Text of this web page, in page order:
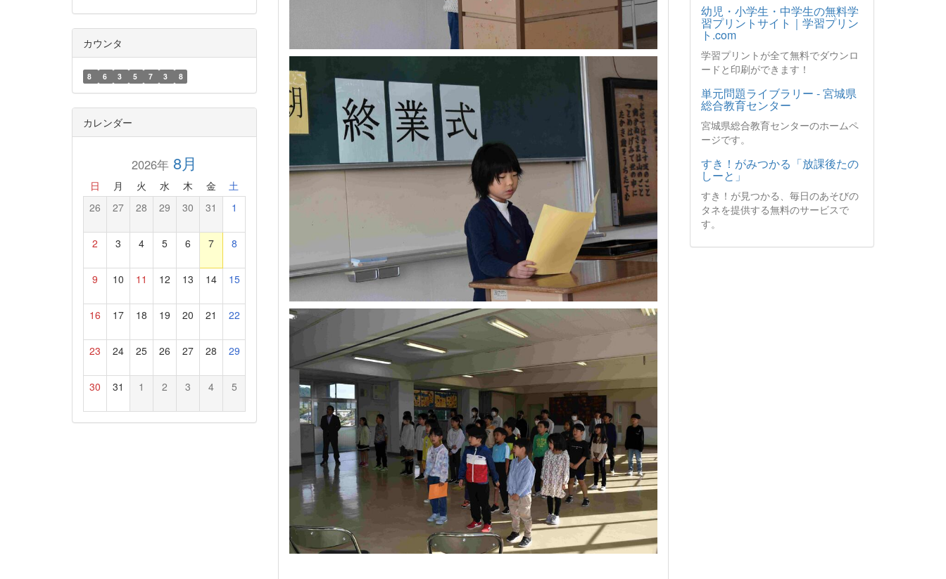
カウンタ
8 6 3 5 7 3 8
カレンダー
2026年8月
日 月 火 水 木 金 土
26 27 28 29 30 31 1
2 3 4 5 6 7 8
9 10 11 12 13 14 15
16 17 18 19 20 21 22
23 24 25 26 27 28 29
30 31 1 2 3 4 5
幼児・小学生・中学生の無料学
習プリントサイト｜学習プリン
ト.com
学習プリントが全て無料でダウンロ
ードと印刷ができます！
単元問題ライブラリー - 宮城県
総合教育センター
宮城県総合教育センターのホームペ
ージです。
すき！がみつかる「放課後たの
しーと」
すき！が見つかる、毎日のあそびの
タネを提供する無料のサービスで
す。